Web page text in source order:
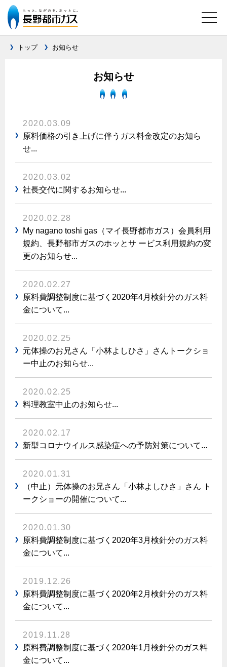
家庭用選択約款
ご請求とお支払いについて
口座振替によるお支払い
払込書による窓口でのお支払い
払込書によるスマホアプリでのお支払い
検針について
原料費調整制度について
こんなときは
ガスが出ないとき
ガスメーターの復帰方法
地震のとき
ガス給湯器・風呂釜の凍結予防方法
ガス工事について
新しく都市ガスをご利用したい方へ
道路・敷地内で工事をされる皆さまへ
ガスを安全にお使いいただくために
安全対策
ガスメーターの役割と安全機能
古くなったガス管の交換のおすすめ
長期使用製品安全点検制度について
換気と給排気設備の注意点
ガスコンロとIHクッキングヒーターの比較
安全性
清掃性
ガス給湯器とエコキュートの比較
快適性
経済性
ガス・電気併用住宅とオール電化住宅の比較
ライフステージ別に比較する
30代
40代～50代
60代
都市ガス切り替えのメリット
導入事例
キッチン
ガスコンロ
オススメの商品一覧
最新ガスコンロの実力
コンロの取替えは
レンジフード
レンジフード
オーブン・炊飯器
オーブン
炊飯器
警報器
バスルーム
浴室暖房乾燥機・脱衣室
ミストサウナ
リビング
ガスファンヒーター
私たちのリフォーム
バスルームをリフォーム
サニタリーをリフォーム
リフォーム事例紹介
テレビCM
スタッフ
リフォームの流れ
補助金について
ショールーム
電力の自由化について
電気料金 長野都市ガスでんきプラン
都市ガスでんき 従量電灯Ｂ
都市ガスでんき 従量電灯Ｃ
電気料金の計算について
ご請求とお支払い
電気料金のシミュレーション
ご契約・お手続き
お申込み
よくあるご質問
Chef Ropia's JOYFUL CUISINE
ヤミーのレシピ帖
食育活動について
料理教室レンタル
ホーム お知らせ
情報誌 企業情報
採用情報
トップ お知らせ
お知らせ
2020.03.09
原料価格の引き上げに伴うガス料金改定のお知ら
せ...
2020.03.02
社長交代に関するお知らせ...
2020.02.28
My nagano toshi gas（マイ長野都市ガス）会員利用
規約、長野都市ガスのホッとサ ービス利用規約の変
更のお知らせ...
2020.02.27
原料費調整制度に基づく2020年4月検針分のガス料
金について...
2020.02.25
元体操のお兄さん「小林よしひさ」さんトークショ
ー中止のお知らせ...
2020.02.25
料理教室中止のお知らせ...
2020.02.17
新型コロナウイルス感染症への予防対策について...
2020.01.31
（中止）元体操のお兄さん「小林よしひさ」さん ト
ークショーの開催について...
2020.01.30
原料費調整制度に基づく2020年3月検針分のガス料
金について...
2019.12.26
原料費調整制度に基づく2020年2月検針分のガス料
金について...
2019.11.28
原料費調整制度に基づく2020年1月検針分のガス料
金について...